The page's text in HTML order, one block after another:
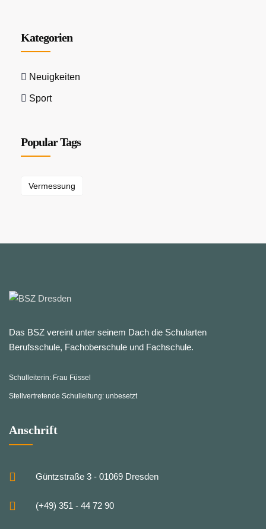
Kategorien
Neuigkeiten
Sport
Popular Tags
Vermessung
Das BSZ vereint unter seinem Dach die Schularten
Berufsschule, Fachoberschule und Fachschule.
Schulleiterin: Frau Füssel
Stellvertretende Schulleitung: unbesetzt
Anschrift
Güntzstraße 3 - 01069 Dresden
(+49) 351 - 44 72 90